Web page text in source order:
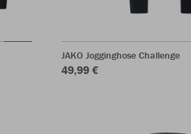
JAKO Jogginghose Challenge
49,99 €